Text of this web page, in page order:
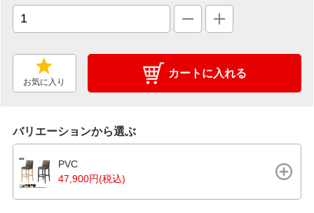
お気に入り
カートに入れる
バリエーションから選ぶ
PVC
47,900円(税込)